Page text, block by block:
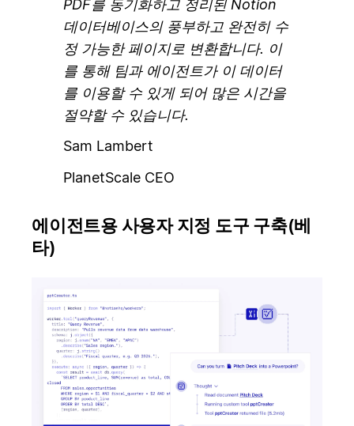
PDF를 동기화하고 정리된 Notion
데이터베이스의 풍부하고 완전히 수
정 가능한 페이지로 변환합니다. 이
를 통해 팀과 에이전트가 이 데이터
를 이용할 수 있게 되어 많은 시간을
절약할 수 있습니다.
Sam Lambert
PlanetScale CEO
에이전트용 사용자 지정 도구 구축(베
타)